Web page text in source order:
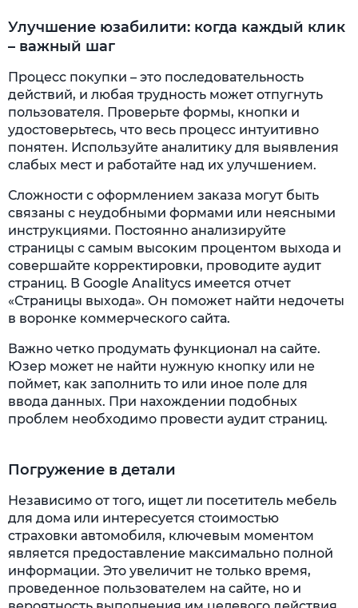
Улучшение юзабилити: когда каждый клик
– важный шаг
Процесс покупки – это последовательность
действий, и любая трудность может отпугнуть
пользователя. Проверьте формы, кнопки и
удостоверьтесь, что весь процесс интуитивно
понятен. Используйте аналитику для выявления
слабых мест и работайте над их улучшением.
Сложности с оформлением заказа могут быть
связаны с неудобными формами или неясными
инструкциями. Постоянно анализируйте
страницы с самым высоким процентом выхода и
совершайте корректировки, проводите аудит
страниц. В Google Analitycs имеется отчет
«Страницы выхода». Он поможет найти недочеты
в воронке коммерческого сайта.
Важно четко продумать функционал на сайте.
Юзер может не найти нужную кнопку или не
поймет, как заполнить то или иное поле для
ввода данных. При нахождении подобных
проблем необходимо провести аудит страниц.
Погружение в детали
Независимо от того, ищет ли посетитель мебель
для дома или интересуется стоимостью
страховки автомобиля, ключевым моментом
является предоставление максимально полной
информации. Это увеличит не только время,
проведенное пользователем на сайте, но и